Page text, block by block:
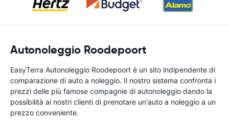
Autonoleggio Roodepoort
EasyTerra Autonoleggio Roodepoort è un sito indipendente di
comparazione di auto a noleggio. Il nostro sistema confronta i
prezzi delle più famose compagnie di autonoleggio dando la
possibilità ai nostri clienti di prenotare un'auto a noleggio a un
prezzo conveniente.